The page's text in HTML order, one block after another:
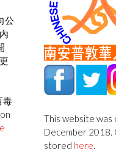
公
毒
This website was
December 2018.
stored here.